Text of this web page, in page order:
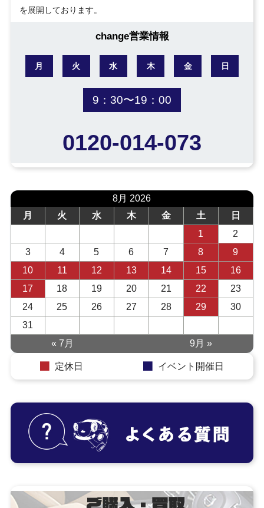
を展開しております。
change営業情報
月 火 水 木 金 日
9：30〜19：00
0120-014-073
8月 2026
月
火 水 木 金 土
日
1
2
3
4 5 6 7 8
9
10
11 12 13 14 15
16
17
18 19 20 21 22
23
24
25 26 27 28 29
30
31
« 7月
9月 »
定休日 イベント開催日